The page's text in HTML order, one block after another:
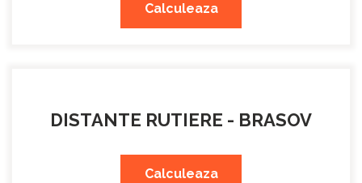
Calculeaza
DISTANTE RUTIERE - BRASOV
Calculeaza